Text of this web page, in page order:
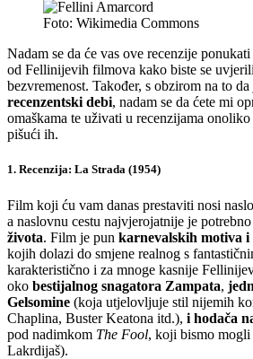
Foto: Wikimedia Commons
Nadam se da će vas ove recenzije
od Fellinijevih filmova kako biste se
bezvremenost. Također, s obzirom na to
recenzentski debi, nadam se da ćete mi
omaškama te uživati u recenzijama
pišući ih.
1. Recenzija: La Strada (1954)
Film koji ću vam danas prestaviti nosi
a naslovnu cestu najvjerojatnije je
života. Film je pun karnevalskih motiva i
kojih dolazi do smjene realnog s
karakteristično i za mnoge kasnije
oko bestijalnog snagatora Zampata,
Gelsomine (koja utjelovljuje stil nijemih
Chaplina, Buster Keatona itd.), i hodača
pod nadimkom The Fool, koji bismo
Lakrdijaš).